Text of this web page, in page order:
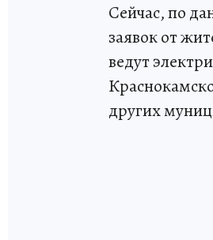
Сейчас, по
заявок от
ведут
других